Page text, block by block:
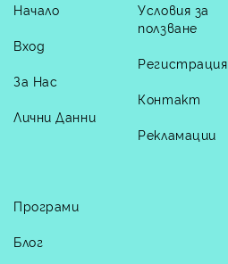
Начало
Вход
За Нас
Лични Данни
Условия за
ползване
Регистрация
Контакт
Рекламации
Програми
Блог